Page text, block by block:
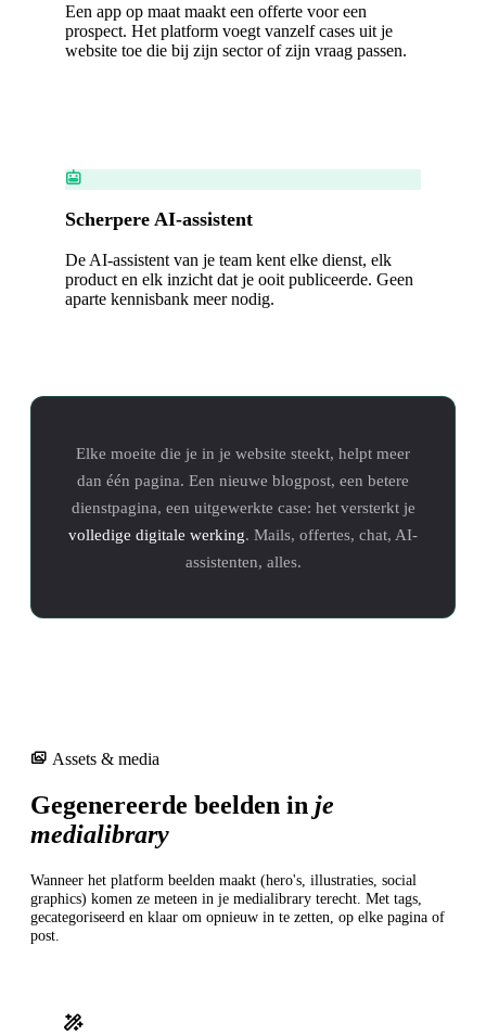
Een app op maat maakt een offerte voor een
prospect. Het platform voegt vanzelf cases uit je
website toe die bij zijn sector of zijn vraag passen.
Scherpere AI-assistent
De AI-assistent van je team kent elke dienst, elk
product en elk inzicht dat je ooit publiceerde. Geen
aparte kennisbank meer nodig.
Elke moeite die je in je website steekt, helpt meer
dan één pagina. Een nieuwe blogpost, een betere
dienstpagina, een uitgewerkte case: het versterkt je
volledige digitale werking. Mails, offertes, chat, AI-
assistenten, alles.
Assets & media
Gegenereerde beelden in je
medialibrary
Wanneer het platform beelden maakt (hero's, illustraties, social
graphics) komen ze meteen in je medialibrary terecht. Met tags,
gecategoriseerd en klaar om opnieuw in te zetten, op elke pagina of
post.